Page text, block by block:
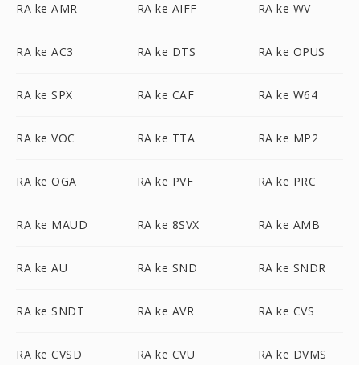
RA ke AMR RA ke AIFF RA ke WV
RA ke AC3 RA ke DTS RA ke OPUS
RA ke SPX RA ke CAF RA ke W64
RA ke VOC RA ke TTA RA ke MP2
RA ke OGA RA ke PVF RA ke PRC
RA ke MAUD RA ke 8SVX RA ke AMB
RA ke AU RA ke SND RA ke SNDR
RA ke SNDT RA ke AVR RA ke CVS
RA ke CVSD RA ke CVU RA ke DVMS